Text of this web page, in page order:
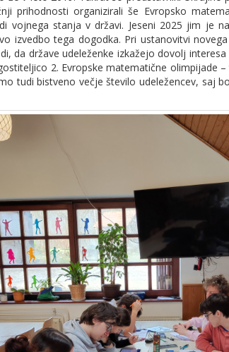
prihodnosti organizirali še Evropsko
vojnega stanja v državi. Jeseni 2025 jim je
izvedbo tega dogodka. Pri ustanovitvi
da države udeleženke izkažejo dovolj
2. Evropske matematične olimpijade
tudi bistveno večje število udeležencev, saj